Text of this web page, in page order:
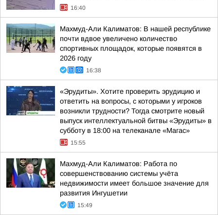
16:40
Махмуд-Али Калиматов: В нашей республике
почти вдвое увеличено количество
спортивных площадок, которые появятся в
2026 году
16:38
«Эрудиты». Хотите проверить эрудицию и
ответить на вопросы, с которыми у игроков
возникли трудности? Тогда смотрите новый
выпуск интеллектуальной битвы «Эрудиты» в
субботу в 18:00 на телеканале «Магас»
15:55
Махмуд-Али Калиматов: Работа по
совершенствованию системы учёта
недвижимости имеет большое значение для
развития Ингушетии
15:49